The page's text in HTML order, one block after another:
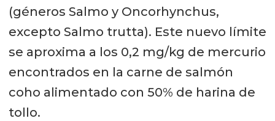
(géneros Salmo y Oncorhynchus,
excepto Salmo trutta). Este nuevo límite
se aproxima a los 0,2 mg/kg de mercurio
encontrados en la carne de salmón
coho alimentado con 50% de harina de
tollo.